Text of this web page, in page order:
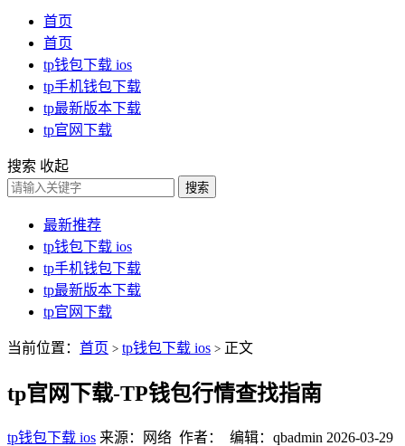
首页
首页
tp钱包下载 ios
tp手机钱包下载
tp最新版本下载
tp官网下载
搜索 收起
搜索
最新推荐
tp钱包下载 ios
tp手机钱包下载
tp最新版本下载
tp官网下载
当前位置： 首页 > tp钱包下载 ios > 正文
tp官网下载-TP钱包行情查找指南
tp钱包下载 ios 来源：网络 作者： 编辑：qbadmin 2026-03-29